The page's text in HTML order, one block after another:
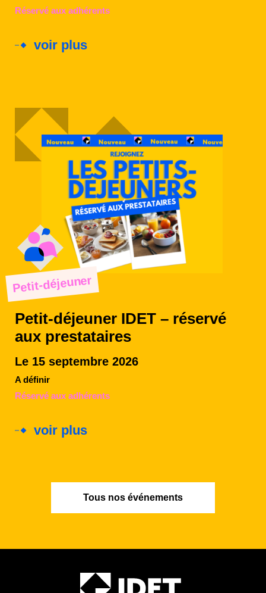
Réservé aux adhérents
voir plus
Petit-déjeuner
Petit-déjeuner IDET – réservé
aux prestataires
Le 15 septembre 2026
A définir
Réservé aux adhérents
voir plus
Tous nos événements